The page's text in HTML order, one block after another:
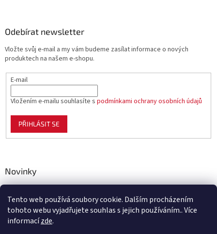
Tento web používá soubory cookie. Dalším procházením
tohoto webu vyjadřujete souhlas s jejich používáním.. Více
informacízde.
Odebírat newsletter
Vložte svůj e-mail a my vám budeme zasílat informace o nových
produktech na našem e-shopu.
E-mail
Vložením e-mailu souhlasíte s podmínkami ochrany osobních údajů
PŘIHLÁSIT SE
Novinky
zahradu, chov i domácnost